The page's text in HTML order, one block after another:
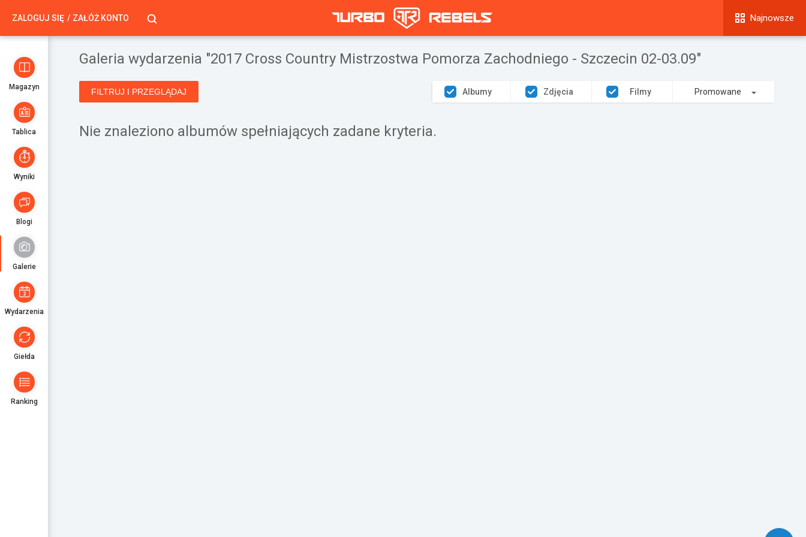
ZALOGUJ SIĘ ZAŁÓŻ KONTO Najnowsze
Magazyn
Tablica
Wyniki
Blogi
Galerie
Wydarzenia
Giełda
Ranking
Galeria wydarzenia "2017 Cross Country Mistrzostwa Pomorza Zachodniego - Szczecin 02-03.09"
FILTRUJ I PRZEGLĄDAJ Albumy Zdjęcia Filmy Promowane
Nie znaleziono albumów spełniających zadane kryteria.